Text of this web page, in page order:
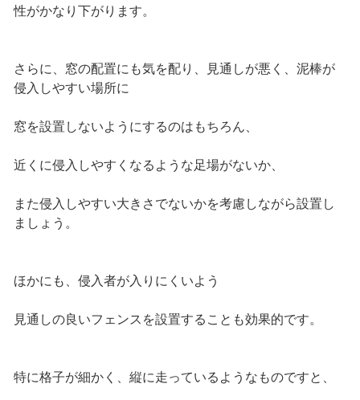
性がかなり下がります。
さらに、窓の配置にも気を配り、見通しが悪く、泥棒が
侵入しやすい場所に
窓を設置しないようにするのはもちろん、
近くに侵入しやすくなるような足場がないか、
また侵入しやすい大きさでないかを考慮しながら設置し
ましょう。
ほかにも、侵入者が入りにくいよう
見通しの良いフェンスを設置することも効果的です。
特に格子が細かく、縦に走っているようなものですと、